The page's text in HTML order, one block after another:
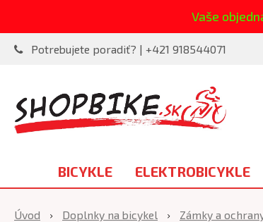
Vaše
Potrebujete poradiť? | +421 918544071
BICYKLE ELEKTROBICYKLE
Úvod Doplnky na bicykel Zámky a